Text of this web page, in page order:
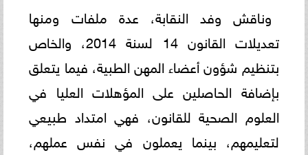
وناقش وفد النقابة، عدة ملفات ومنها
تعديلات القانون 14 لسنة 2014، والخاص
بتنظيم شؤون أعضاء المهن الطبية، فيما يتعلق
بإضافة الحاصلين على المؤهلات العليا في
العلوم الصحية للقانون، فهي امتداد طبيعي
لتعليمهم، بينما يعملون في نفس عملهم،